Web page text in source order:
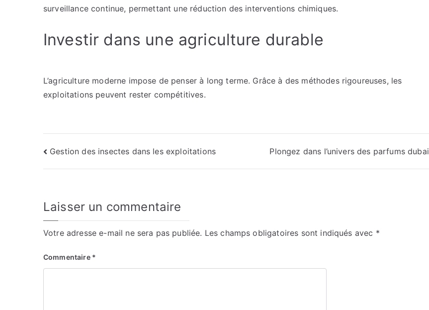
surveillance continue, permettant une réduction des interventions chimiques.
Investir dans une agriculture durable
L’agriculture moderne impose de penser à long terme. Grâce à des méthodes rigoureuses, les
exploitations peuvent rester compétitives.
Navigation
de
Gestion des insectes dans les exploitations Plongez dans l’univers des parfums dubai
Laisser un commentaire
Votre adresse e-mail ne sera pas publiée. Les champs obligatoires sont indiqués avec *
Commentaire *